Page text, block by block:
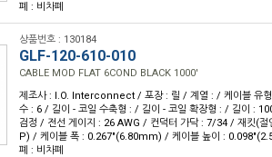
폐 : 비차폐
상품번호 : 130184
GLF-120-610-010
CABLE MOD FLAT 6COND BLACK 1000'
제조사 : I.O. Interconnect / 포장 : 릴 / 계열 : / 케이블 유형
수 : 6 / 길이 - 코일 수축형 : / 길이 - 코일 확장형 : / 길이 :
검정 / 전선 게이지 : 26 AWG / 컨덕터 가닥 : 7/34 / 재킷(절
P) / 케이블 폭 : 0.267"(6.80mm) / 케이블 높이 :
폐 : 비차폐